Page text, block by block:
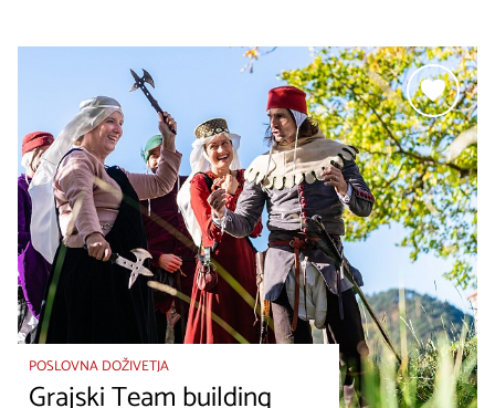
POSLOVNA DOŽIVETJA
Grajski Team building